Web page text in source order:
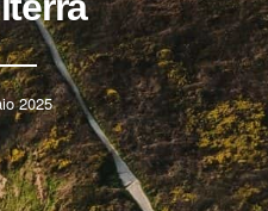
2025